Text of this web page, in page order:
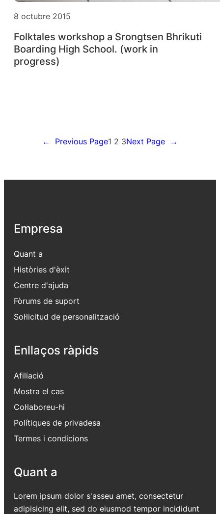
8 octubre 2015
Folktales workshop a Srongtsen Bhrikuti
Boarding High School. (work in
progress)
← Previous Page1 2 3Next Page →
Empresa
Quant a
Històries d'èxit
Centre d'ajuda
Fòrums de suport
Sol·licitud de personalització
Enllaços ràpids
Afiliació
Mostra el cas
Col·laboreu-hi
Polítiques de privadesa
Termes i condicions
Quant a
Lorem ipsum dolor s'asseu amet, consectetur
adipisicing elit, sed do eiusmod tempor incididunt